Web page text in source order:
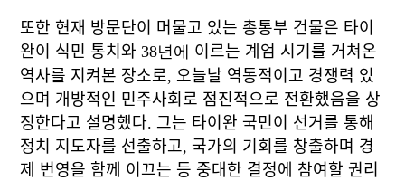
또한 현재 방문단이 머물고 있는 총통부 건물은 타이
완이 식민 통치와 38년에 이르는 계엄 시기를 거쳐온
역사를 지켜본 장소로, 오늘날 역동적이고 경쟁력 있
으며 개방적인 민주사회로 점진적으로 전환했음을 상
징한다고 설명했다. 그는 타이완 국민이 선거를 통해
정치 지도자를 선출하고, 국가의 기회를 창출하며 경
제 번영을 함께 이끄는 등 중대한 결정에 참여할 권리